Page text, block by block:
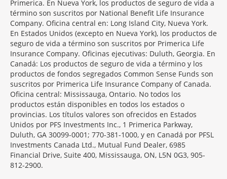
Primerica. En Nueva York, los productos de seguro de vida a
término son suscritos por National Benefit Life Insurance
Company. Oficina central en: Long Island City, Nueva York.
En Estados Unidos (excepto en Nueva York), los productos de
seguro de vida a término son suscritos por Primerica Life
Insurance Company. Oficinas ejecutivas: Duluth, Georgia. En
Canadá: Los productos de seguro de vida a término y los
productos de fondos segregados Common Sense Funds son
suscritos por Primerica Life Insurance Company of Canada.
Oficina central: Mississauga, Ontario. No todos los
productos están disponibles en todos los estados o
provincias. Los títulos valores son ofrecidos en Estados
Unidos por PFS Investments Inc., 1 Primerica Parkway,
Duluth, GA 30099-0001; 770-381-1000, y en Canadá por PFSL
Investments Canada Ltd., Mutual Fund Dealer, 6985
Financial Drive, Suite 400, Mississauga, ON, L5N 0G3, 905-
812-2900.